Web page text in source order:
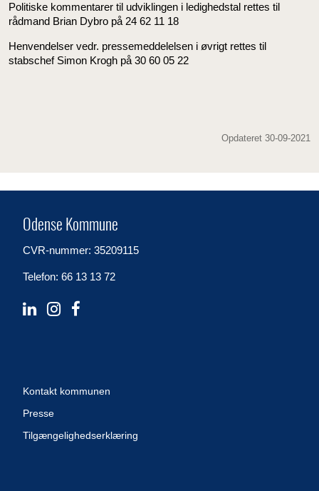
Politiske kommentarer til udviklingen i ledighedstal rettes til
rådmand Brian Dybro på 24 62 11 18
Henvendelser vedr. pressemeddelelsen i øvrigt rettes til
stabschef Simon Krogh på 30 60 05 22
Opdateret 30-09-2021
Odense Kommune
CVR-nummer: 35209115
Telefon: 66 13 13 72
Kontakt kommunen
Presse
Tilgængelighedserklæring